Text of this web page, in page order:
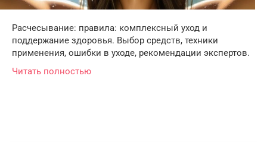
Расчесывание: правила: комплексный уход и
поддержание здоровья. Выбор средств, техники
применения, ошибки в уходе, рекомендации экспертов.
Читать полностью